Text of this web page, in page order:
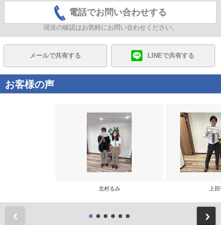
電話でお問い合わせする
現況の確認はお気軽にお問い合わせください。
メールで共有する LINEで共有する
お客様の声
北村るみ 上